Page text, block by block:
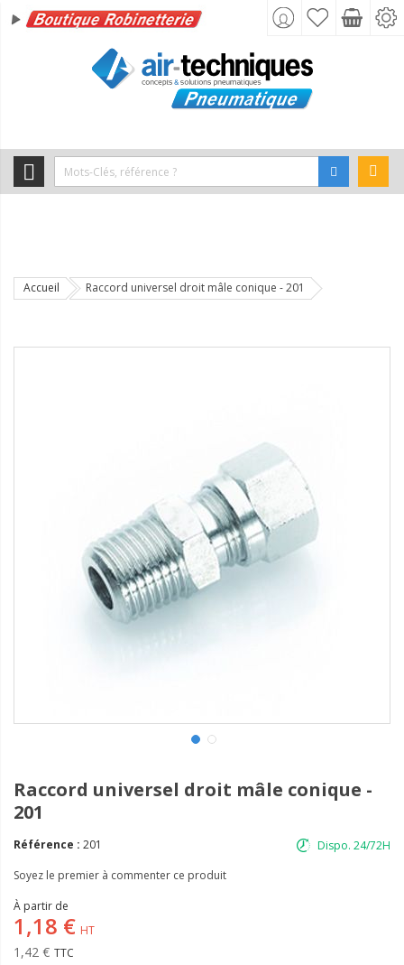
Accueil Raccord universel droit mâle conique - 201
Raccord universel droit mâle conique -
201
Dispo. 24/72H
Référence : 201
Soyez le premier à commenter ce produit
À partir de
1,42 €
1,18 €